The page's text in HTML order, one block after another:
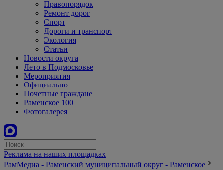
Правопорядок
Ремонт дорог
Спорт
Дороги и транспорт
Экология
Статьи
Новости округа
Лето в Подмосковье
Мероприятия
Официально
Почетные граждане
Раменское 100
Фотогалерея
Реклама на наших площадках
РамМедиа - Раменский муниципальный округ - Раменское